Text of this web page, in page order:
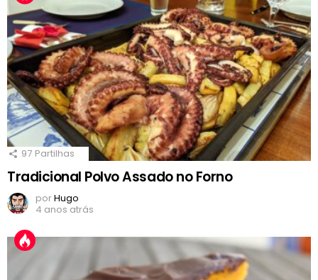
97 Partilhas
Tradicional Polvo Assado no Forno
porHugo
4 anos atrás